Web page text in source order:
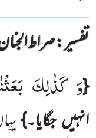
تفسیر : ‎صراط الجنان
{وَ كَذٰلِكَ
انہیںجگایا۔}